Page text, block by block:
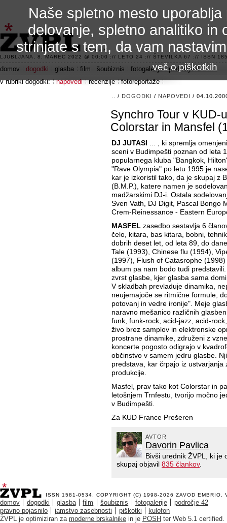
3.2 alfa R
LJUBLJANA, 8. MAREC 2022 @ 00:00 :// LETO 24 :// ŠTEVILKA 67 :// ISSN
domov dogodki glasba film šoubiznis fotogalerije
področje 42
v rubriki dogodki:
napovedi recenzije fotoreportaže
/ DOGODKI / NAPOVEDI /
Synchro Tour v KUD-
Colorstar in Mansfel
DJ JUTASI ... , ki spremlja
sceni v Budimpešti poznan od leta
popularnega kluba "Bangkok,
"Rave Olympia" po letu 1995 je
kar je izkoristil tako, da je skupaj z
(B.M.P.), katere namen je
madžarskimi DJ-i. Ostala
Sven Vath, DJ Digit, Pascal Bongo
Crem-Reinessance - Eastern
MASFEL zasedbo sestavlja 6
čelo, kitara, bas kitara, bobni,
dobrih deset let, od leta 89, do
Tale (1993), Chinese flu (1994),
(1997), Flush of Catasrophe
album pa nam bodo tudi
zvrst glasbe, kjer glasba sama
V skladbah prevladuje dinamika,
neujemajoče se ritmične formule,
potovanj in vedre ironije". Meje
naravno mešanico različnih
funk, funk-rock, acid-jazz, acid-
živo brez samplov in elektronske
prostrane dinamike, združeni z
koncerte pogosto odigrajo v
občinstvo v samem jedru glasbe.
predstava, kar črpajo iz ustvarjanja
produkcije.
Masfel, prav tako kot Colorstar in
letošnjem Trnfestu, tvorijo močno
v Budimpešti.
Za KUD France Prešeren
AVTOR
Davorin Pavlica
Bivši urednik ŽVPL, ki je
skupaj objavil 835 člankov.
ISSN 1581-0534. COPYRIGHT (C) 1998-2026 ZAVOD EMBRIO .
domov dogodki glasba film šoubiznis fotogalerije
področje 42
pravno pojasnilo
jamstvo zasebnosti piškotki
kulofon
ŽVPL je optimiziran za moderne brskalnike in je POSH ter Web 5.1 certified.
Naše spletno mesto
delovanje, spletno analitiko in
strinjate s tem, da vam
več o piškotkih